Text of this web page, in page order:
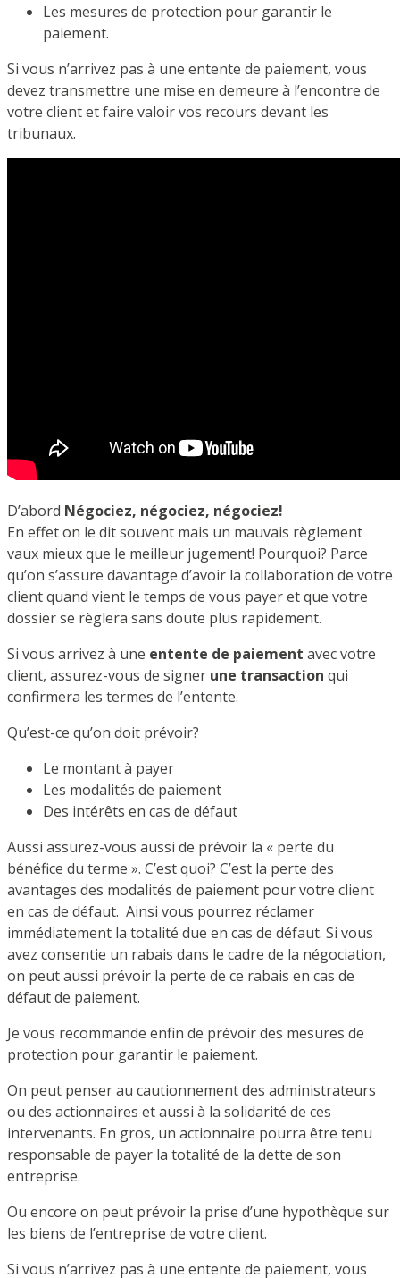
Les mesures de protection pour garantir le
paiement.
Si vous n’arrivez pas à une entente de paiement, vous
devez transmettre une mise en demeure à l’encontre de
votre client et faire valoir vos recours devant les
tribunaux.
D’abord Négociez, négociez, négociez!
En effet on le dit souvent mais un mauvais règlement
vaux mieux que le meilleur jugement! Pourquoi? Parce
qu’on s’assure davantage d’avoir la collaboration de votre
client quand vient le temps de vous payer et que votre
dossier se règlera sans doute plus rapidement.
Si vous arrivez à une entente de paiement avec votre
client, assurez-vous de signer une transaction qui
confirmera les termes de l’entente.
Qu’est-ce qu’on doit prévoir?
Le montant à payer
Les modalités de paiement
Des intérêts en cas de défaut
Aussi assurez-vous aussi de prévoir la « perte du
bénéfice du terme ». C’est quoi? C’est la perte des
avantages des modalités de paiement pour votre client
en cas de défaut. Ainsi vous pourrez réclamer
immédiatement la totalité due en cas de défaut. Si vous
avez consentie un rabais dans le cadre de la négociation,
on peut aussi prévoir la perte de ce rabais en cas de
défaut de paiement.
Je vous recommande enfin de prévoir des mesures de
protection pour garantir le paiement.
On peut penser au cautionnement des administrateurs
ou des actionnaires et aussi à la solidarité de ces
intervenants. En gros, un actionnaire pourra être tenu
responsable de payer la totalité de la dette de son
entreprise.
Ou encore on peut prévoir la prise d’une hypothèque sur
les biens de l’entreprise de votre client.
Si vous n’arrivez pas à une entente de paiement, vous